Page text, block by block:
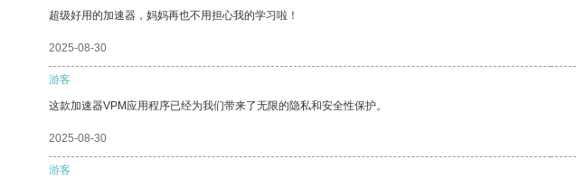
超级好用的加速器，妈妈再也不用担心我的学习啦！
2025-08-30
游客
这款加速器VPM应用程序已经为我们带来了无限的隐私和安全性保护。
2025-08-30
游客